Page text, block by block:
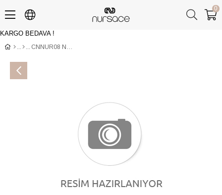
KARGO BEDAVA !
0
CNNUR08 NAPPA Çoklu Renkli